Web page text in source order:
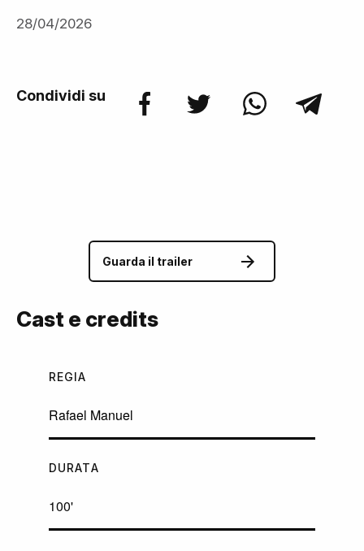
28/04/2026
Condividi su
Guarda il trailer
Cast e credits
REGIA
Rafael Manuel
DURATA
100'